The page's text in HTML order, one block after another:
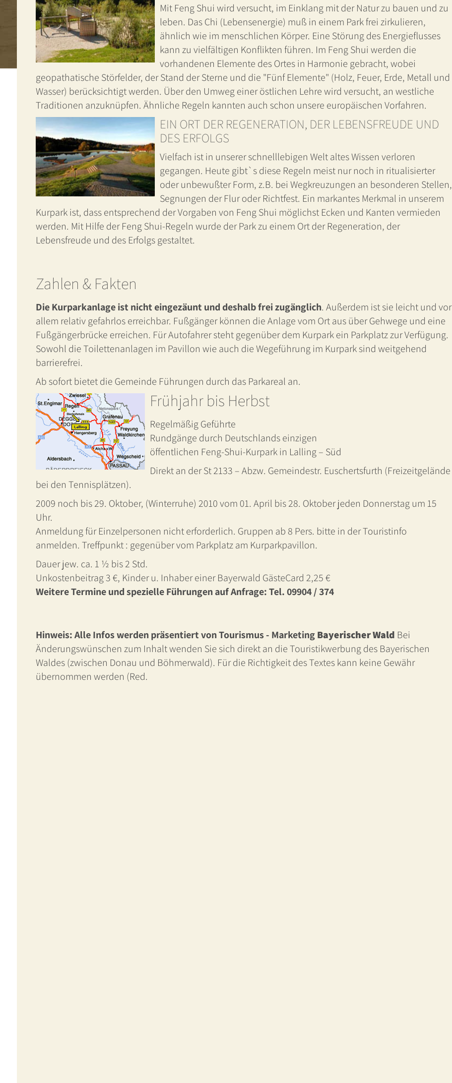
Mit Feng Shui wird versucht, im Einklang mit der Natur zu bauen und zu
leben. Das Chi (Lebensenergie) muß in einem Park frei zirkulieren,
ähnlich wie im menschlichen Körper. Eine Störung des Energieflusses
kann zu vielfältigen Konflikten führen. Im Feng Shui werden die
vorhandenen Elemente des Ortes in Harmonie gebracht, wobei
geopathatische Störfelder, der Stand der Sterne und die "Fünf Elemente" (Holz, Feuer, Erde, Metall und
Wasser) berücksichtigt werden. Über den Umweg einer östlichen Lehre wird versucht, an westliche
Traditionen anzuknüpfen. Ähnliche Regeln kannten auch schon unsere europäischen Vorfahren.
EIN ORT DER REGENERATION, DER LEBENSFREUDE UND
DES ERFOLGS
Vielfach ist in unserer schnelllebigen Welt altes Wissen verloren
gegangen. Heute gibt`s diese Regeln meist nur noch in ritualisierter
oder unbewußter Form, z.B. bei Wegkreuzungen an besonderen Stellen,
Segnungen der Flur oder Richtfest. Ein markantes Merkmal in unserem
Kurpark ist, dass entsprechend der Vorgaben von Feng Shui möglichst Ecken und Kanten vermieden
werden. Mit Hilfe der Feng Shui-Regeln wurde der Park zu einem Ort der Regeneration, der
Lebensfreude und des Erfolgs gestaltet.
Zahlen & Fakten
Die Kurparkanlage ist nicht eingezäunt und deshalb frei zugänglich. Außerdem ist sie leicht und vor
allem relativ gefahrlos erreichbar. Fußgänger können die Anlage vom Ort aus über Gehwege und eine
Fußgängerbrücke erreichen. Für Autofahrer steht gegenüber dem Kurpark ein Parkplatz zur Verfügung.
Sowohl die Toilettenanlagen im Pavillon wie auch die Wegeführung im Kurpark sind weitgehend
barrierefrei.
Ab sofort bietet die Gemeinde Führungen durch das Parkareal an.
Frühjahr bis Herbst
Regelmäßig Geführte
Rundgänge durch Deutschlands einzigen
öffentlichen Feng-Shui-Kurpark in Lalling – Süd
Direkt an der St 2133 – Abzw. Gemeindestr. Euschertsfurth (Freizeitgelände
bei den Tennisplätzen).
2009 noch bis 29. Oktober, (Winterruhe) 2010 vom 01. April bis 28. Oktober jeden Donnerstag um 15
Uhr.
Anmeldung für Einzelpersonen nicht erforderlich. Gruppen ab 8 Pers. bitte in der Touristinfo
anmelden. Treffpunkt : gegenüber vom Parkplatz am Kurparkpavillon.
Dauer jew. ca. 1 ½ bis 2 Std.
Unkostenbeitrag 3 €, Kinder u. Inhaber einer Bayerwald GästeCard 2,25 €
Weitere Termine und spezielle Führungen auf Anfrage: Tel. 09904 / 374
Hinweis: Alle Infos werden präsentiert von Tourismus - MarketingBayerischer Wald Bei
Änderungswünschen zum Inhalt wenden Sie sich direkt an die Touristikwerbung des Bayerischen
Waldes (zwischen Donau und Böhmerwald). Für die Richtigkeit des Textes kann keine Gewähr
übernommen werden (Red.